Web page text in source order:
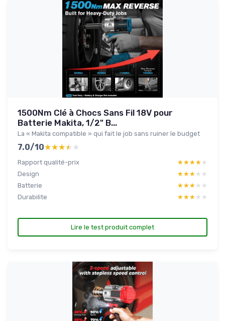
1500Nm Clé à Chocs Sans Fil 18V pour
Batterie Makita, 1/2" B...
La « Makita compatible » qui fait le job sans ruiner le budget
7.0/10★★★★★
★★★★★
Rapport qualité-prix ★★★★★
★★★★★
Design
★★★★★
★★★★★
Batterie
★★★★★
★★★★★
Durabilite
★★★★★
★★★★★
Lire le test produit complet